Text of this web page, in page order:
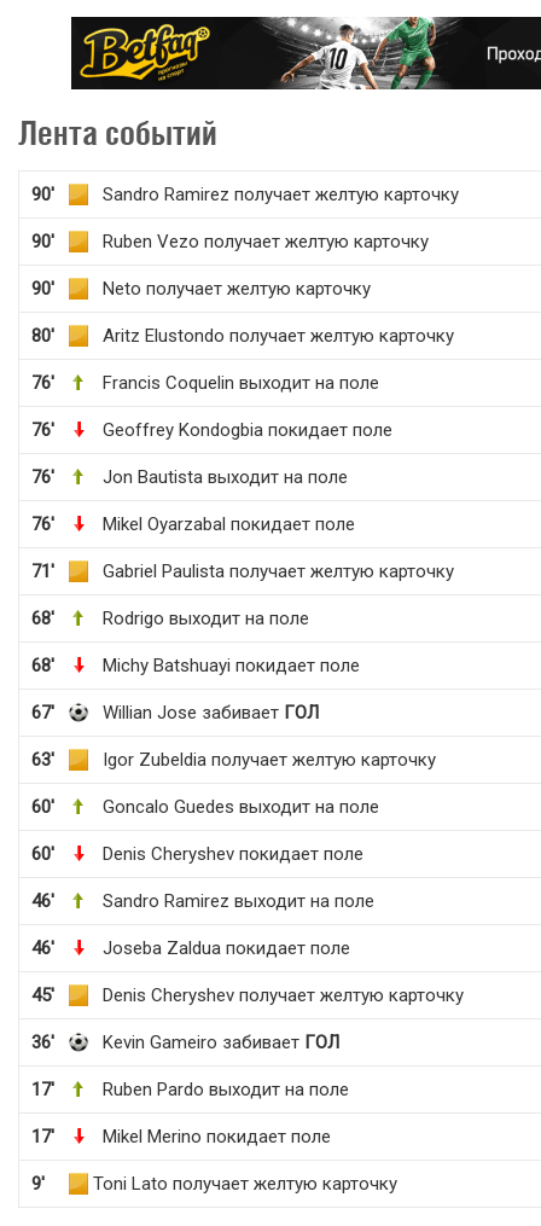
Лента событий
90' Sandro Ramirez получает желтую карточку
90' Ruben Vezo получает желтую карточку
90' Neto получает желтую карточку
80' Aritz Elustondo получает желтую карточку
76' Francis Coquelin выходит на поле
76' Geoffrey Kondogbia покидает поле
76' Jon Bautista выходит на поле
76' Mikel Oyarzabal покидает поле
71' Gabriel Paulista получает желтую карточку
68' Rodrigo выходит на поле
68' Michy Batshuayi покидает поле
67' Willian Jose забивает ГОЛ
63' Igor Zubeldia получает желтую карточку
60' Goncalo Guedes выходит на поле
60' Denis Cheryshev покидает поле
46' Sandro Ramirez выходит на поле
46' Joseba Zaldua покидает поле
45' Denis Cheryshev получает желтую карточку
36' Kevin Gameiro забивает ГОЛ
17' Ruben Pardo выходит на поле
17' Mikel Merino покидает поле
9' Toni Lato получает желтую карточку